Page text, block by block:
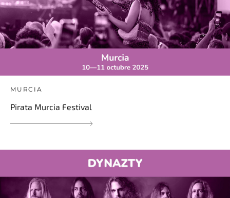
MURCIA
Pirata Murcia Festival